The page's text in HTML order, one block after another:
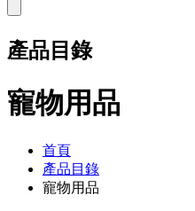
產品目錄
寵物用品
首頁
產品目錄
寵物用品